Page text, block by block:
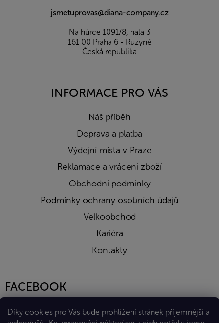
Díky cookies pro Vás bude prohlížení stránek příjemnější a
jsmetuprovas@diana-company.cz
Na hůrce 1091/8, hala 3
161 00 Praha 6 - Ruzyně
Česká republika
INFORMACE PRO VÁS
Náš příběh
Doprava a platba
Výdejní místa v Praze
Reklamace a vrácení zboží
Obchodní podmínky
Podmínky ochrany osobních údajů
Velkoobchod
Kariéra
Kontakty
FACEBOOK